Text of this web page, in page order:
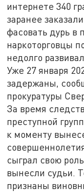
интернете 340
заранее
фасовать дурь в
наркоторговцы
недолго
Уже 27 января
задержаны,
прокуратуры
За время
преступной
к моменту
сыграл свою
вынесли судьи.
признаны